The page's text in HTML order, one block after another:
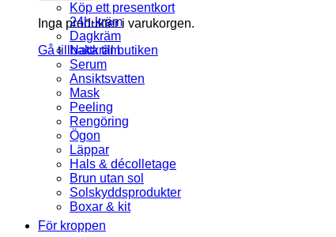
Inga produkter i varukorgen.
Gå tillbaka till butiken
Köp ett presentkort
24h-kräm
Dagkräm
Nattkräm
Serum
Ansiktsvatten
Mask
Peeling
Rengöring
Ögon
Läppar
Hals & décolletage
Brun utan sol
Solskyddsprodukter
Boxar & kit
För kroppen